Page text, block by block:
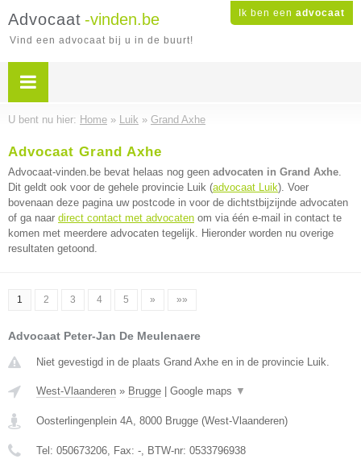
Ik ben een advocaat
Advocaat -vinden.be
Vind een advocaat bij u in de buurt!
U bent nu hier: Home » Luik » Grand Axhe
Advocaat Grand Axhe
Advocaat-vinden.be bevat helaas nog geen advocaten in Grand Axhe.
Dit geldt ook voor de gehele provincie Luik (advocaat Luik). Voer
bovenaan deze pagina uw postcode in voor de dichtstbijzijnde advocaten
of ga naar direct contact met advocaten om via één e-mail in contact te
komen met meerdere advocaten tegelijk. Hieronder worden nu overige
resultaten getoond.
1 2 3 4 5 » »»
Advocaat Peter-Jan De Meulenaere
Niet gevestigd in de plaats Grand Axhe en in de provincie Luik.
West-Vlaanderen » Brugge Google maps ▼
Oosterlingenplein 4A, 8000 Brugge (West-Vlaanderen)
Tel: 050673206, Fax: -, BTW-nr: 0533796938